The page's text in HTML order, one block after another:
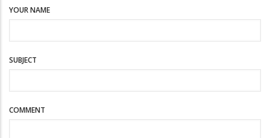
YOUR NAME
SUBJECT
COMMENT